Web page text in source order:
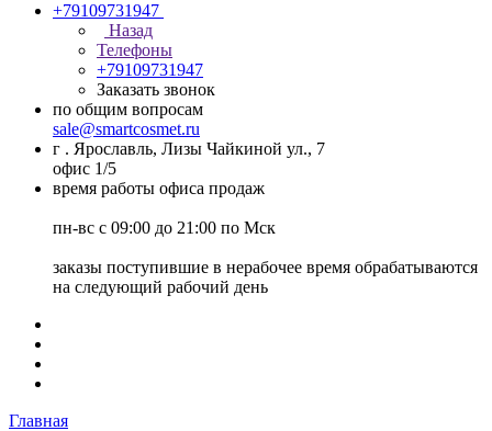
+79109731947
Назад
Телефоны
+79109731947
Заказать звонок
по общим вопросам
sale@smartcosmet.ru
г . Ярославль, Лизы Чайкиной ул., 7
офис 1/5
время работы офиса продаж
пн-вс с 09:00 до 21:00 по Мск
заказы поступившие в нерабочее время обрабатываются
на следующий рабочий день
Главная